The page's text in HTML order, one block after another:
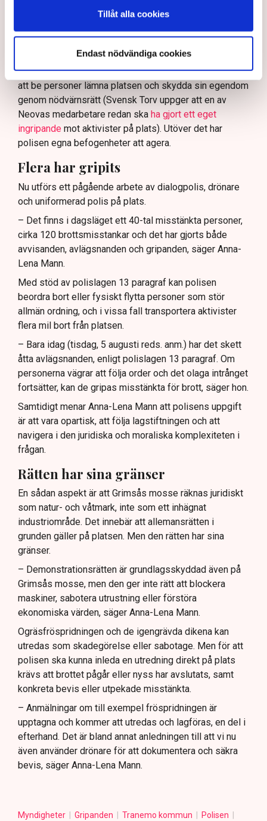
Tillåt alla cookies
Endast nödvändiga cookies
kommunikationsavdelningen i region Väst, har
verksamhetsutövaren, eller dennes ordningsvakter, rätt
att be personer lämna platsen och skydda sin egendom
genom nödvärnsrätt (Svensk Torv uppger att en av
Neovas medarbetare redan ska ha gjort ett eget
ingripande mot aktivister på plats). Utöver det har
polisen egna befogenheter att agera.
Flera har gripits
Nu utförs ett pågående arbete av dialogpolis, drönare
och uniformerad polis på plats.
– Det finns i dagsläget ett 40-tal misstänkta personer,
cirka 120 brottsmisstankar och det har gjorts både
avvisanden, avlägsnanden och gripanden, säger Anna-
Lena Mann.
Med stöd av polislagen 13 paragraf kan polisen
beordra bort eller fysiskt flytta personer som stör
allmän ordning, och i vissa fall transportera aktivister
flera mil bort från platsen.
– Bara idag (tisdag, 5 augusti reds. anm.) har det skett
åtta avlägsnanden, enligt polislagen 13 paragraf. Om
personerna vägrar att följa order och det olaga intrånget
fortsätter, kan de gripas misstänkta för brott, säger hon.
Samtidigt menar Anna-Lena Mann att polisens uppgift
är att vara opartisk, att följa lagstiftningen och att
navigera i den juridiska och moraliska komplexiteten i
frågan.
Rätten har sina gränser
En sådan aspekt är att Grimsås mosse räknas juridiskt
som natur- och våtmark, inte som ett inhägnat
industriområde. Det innebär att allemansrätten i
grunden gäller på platsen. Men den rätten har sina
gränser.
– Demonstrationsrätten är grundlagsskyddad även på
Grimsås mosse, men den ger inte rätt att blockera
maskiner, sabotera utrustning eller förstöra
ekonomiska värden, säger Anna-Lena Mann.
Ogräsfröspridningen och de igengrävda dikena kan
utredas som skadegörelse eller sabotage. Men för att
polisen ska kunna inleda en utredning direkt på plats
krävs att brottet pågår eller nyss har avslutats, samt
konkreta bevis eller utpekade misstänkta.
– Anmälningar om till exempel fröspridningen är
upptagna och kommer att utredas och lagföras, en del i
efterhand. Det är bland annat anledningen till att vi nu
även använder drönare för att dokumentera och säkra
bevis, säger Anna-Lena Mann.
Myndigheter Gripanden Tranemo kommun
Polisen